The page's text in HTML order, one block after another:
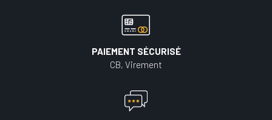
PAIEMENT SÉCURISÉ
CB, Virement